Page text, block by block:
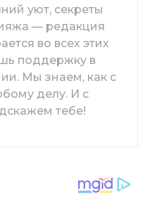
уют, секреты
— редакция
во всех этих
поддержку в
Мы знаем, как с
делу. И с
тебе!